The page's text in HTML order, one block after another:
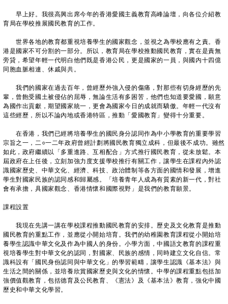
早上好。我很高興出席今年的香港愛國主義教育高峰論壇，向各位介紹教
育局在學校推展國民教育的工作。
世界各地的教育都重視培養學生的國家觀念，並視之為學校應有之責。香
港是國家不可分割的一部分。所以，教育局在學校推動國民教育，實在是責無
旁貸，希望年輕一代明白他們既是香港公民，更是國家的一員，與國内十四億
同胞血脈相連、休戚與共。
我們的國家在過去百年，曾經歷外強入侵的傷痛，對那些有切身經歷的先
輩，曾飽受國土被侵佔的屈辱，無論生活有多困苦，他們也知道要愛國，願意
為國作出貢獻，期望國家統一，更會為國家今日的成就而驕傲。年輕一代沒有
這些經歷，所以不論內地或香港特區，推動「愛國教育」變得十分重要。
在香港，我們已經將培養學生的國民身分認同作為中小學教育的重要學習
宗旨之一，二○一二年政府曾經計劃將國民教育獨立成科，但最後不成功。雖然
如此，政府繼續以「多重進路、互相配合」方式推行國民教育，從未放鬆。本
屆政府在上任後，立刻加強力度支援學校推行有關工作，讓學生在課程內外認
識國家歷史、中華文化、經濟、科技、政治體制等各方面的國情和發展，增進
學生對國家民族的認同感和歸屬感。「培養青年人成為有質素的新一代，對社
會有承擔，具國家觀念、香港情懷和國際視野」是我們的教育願景。
課程設置
我現在先講一講在學校課程推動國民教育的安排。歷史及文化教育是推動
國民教育的重點工作，並應從小開始培育。我們的幼稚園教育課程從小開始培
養學生認識中華文化及作為中國人的身份。小學方面，中國語文教育的課程重
視培養學生對中華文化的認同，對國家、民族的感情，同時建立文化自信。常
識科設有「國民身份認同與中華文化」的學習範疇，讓學生認識《基本法》與
生活之間的關係，並培養欣賞國家歷史與文化的情懷。中學的課程重點包括加
強價值觀教育，包括德育及公民教育、《憲法》及《基本法》教育，強化中國
歷史和中華文化學習。